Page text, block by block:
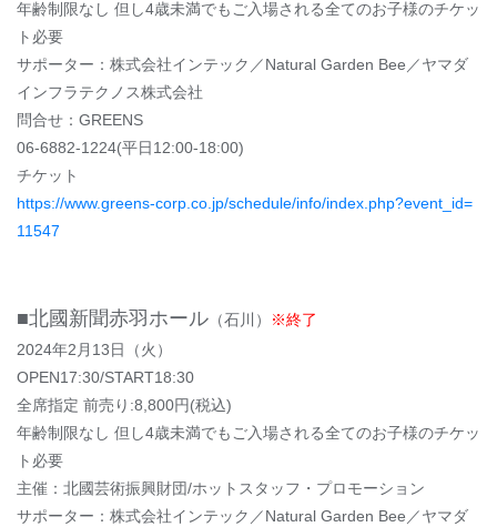
年齢制限なし 但し4歳未満でもご入場される全てのお子様のチケッ
ト必要
サポーター：株式会社インテック／Natural Garden Bee／ヤマダ
インフラテクノス株式会社
問合せ：GREENS
06-6882-1224(平日12:00-18:00)
チケット
https://www.greens-corp.co.jp/schedule/info/index.php?event_id=
11547
■北國新聞赤羽ホール （石川）
※終了
2024年2月13日（火）
OPEN17:30/START18:30
全席指定 前売り:8,800円(税込)
年齢制限なし 但し4歳未満でもご入場される全てのお子様のチケッ
ト必要
主催：北國芸術振興財団/ホットスタッフ・プロモーション
サポーター：株式会社インテック／Natural Garden Bee／ヤマダ